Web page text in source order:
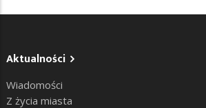
Aktualności
Wiadomości
Z życia miasta